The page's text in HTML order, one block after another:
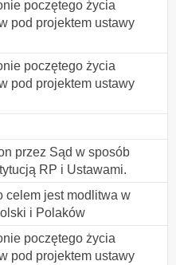
poczętego życia
pod projektem ustawy
poczętego życia
pod projektem ustawy
przez Sąd w sposób
RP i Ustawami.
celem jest modlitwa w
i Polaków
poczętego życia
pod projektem ustawy